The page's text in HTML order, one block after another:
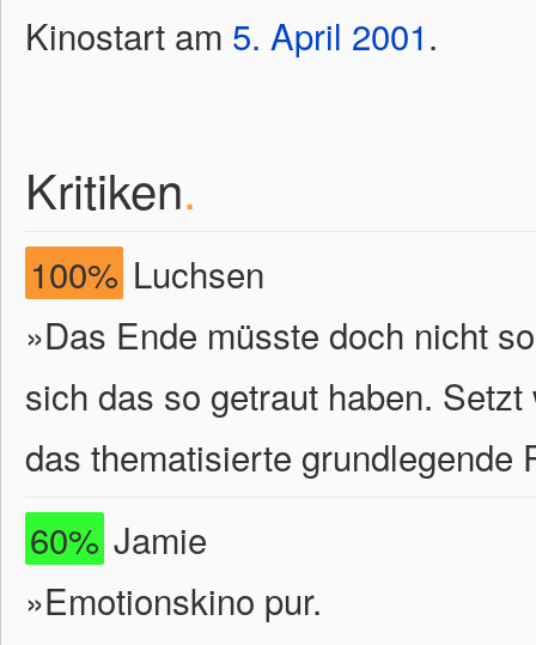
Kinostart am 5. April 2001.
Kritiken.
100% Luchsen
»Das Ende müsste doch nicht
sich das so getraut haben.
das thematisierte grundlegende
60% Jamie
»Emotionskino pur.